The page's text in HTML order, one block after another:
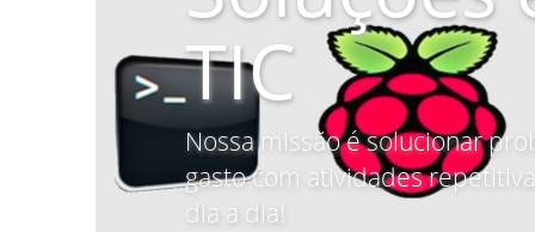
TIC
Nossa missão é solucionar
gasto com atividades
dia a dia!